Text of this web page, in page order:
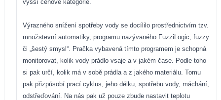
vyšší cenové kategorie.
Výrazného snížení spotřeby vody se docílilo prostřednictvím tzv.
množstevní automatiky, programu nazývaného FuzziLogic, fuzzy
či „šestý smysl“. Pračka vybavená tímto programem je schopná
monitorovat, kolik vody prádlo vsaje a v jakém čase. Podle toho
si pak určí, kolik má v sobě prádla a z jakého materiálu. Tomu
pak přizpůsobí prací cyklus, jeho délku, spotřebu vody, máchání,
odstřeďování. Na nás pak už pouze zbude nastavit teplotu